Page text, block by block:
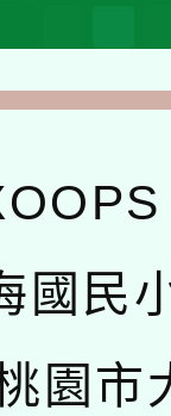
國民
園市